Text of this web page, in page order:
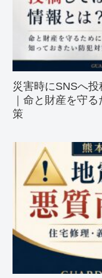
災害時にSNSへ
｜命と財産を守
策